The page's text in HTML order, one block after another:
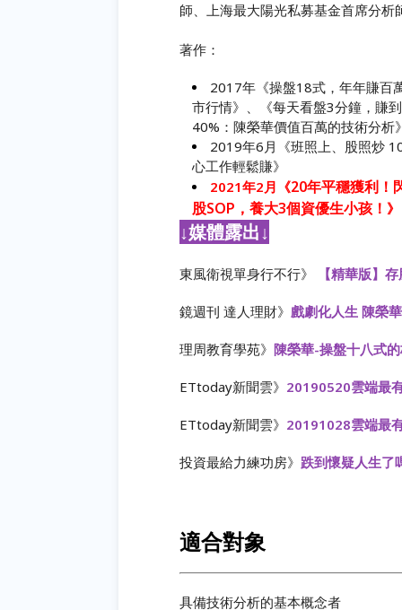
師、上海最大陽光私募基金首席分
著作：
2017年《操盤18式，年年賺百
市行情》、《每天看盤3分鐘，賺
40%：陳榮華價值百萬的技術分析
2019年6月《班照上、股照炒
心工作輕鬆賺》
2021年2月《20年平穩獲利！
股SOP，養大3個資優生小孩！ 》
↓媒體露出↓
東風衛視單身行不行》 【精華版】
鏡週刊 達人理財》 戲劇化人生 陳榮
理周教育學苑》 陳榮華-操盤十八式
ETtoday新聞雲》 20190520雲端最
ETtoday新聞雲》 20191028雲端最
投資最給力練功房》 跌到懷疑人生了
適合對象
具備技術分析的基本概念者